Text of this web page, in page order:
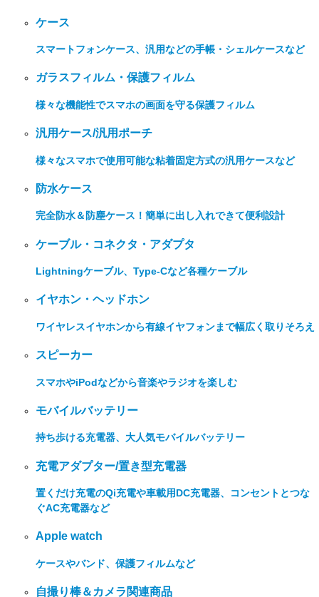
ケース
スマートフォンケース、汎用などの手帳・シェルケースなど
ガラスフィルム・保護フィルム
様々な機能性でスマホの画面を守る保護フィルム
汎用ケース/汎用ポーチ
様々なスマホで使用可能な粘着固定方式の汎用ケースなど
防水ケース
完全防水＆防塵ケース！簡単に出し入れできて便利設計
ケーブル・コネクタ・アダプタ
Lightningケーブル、Type-Cなど各種ケーブル
イヤホン・ヘッドホン
ワイヤレスイヤホンから有線イヤフォンまで幅広く取りそろえ
スピーカー
スマホやiPodなどから音楽やラジオを楽しむ
モバイルバッテリー
持ち歩ける充電器、大人気モバイルバッテリー
充電アダプター/置き型充電器
置くだけ充電のQi充電や車載用DC充電器、コンセントとつな
ぐAC充電器など
Apple watch
ケースやバンド、保護フィルムなど
自撮り棒＆カメラ関連商品